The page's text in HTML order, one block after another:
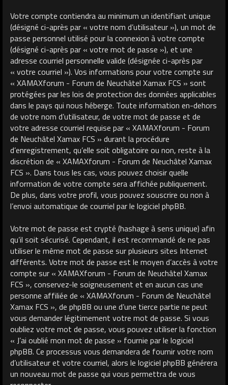
Votre compte contiendra au minimum un identifiant unique
(désigné ci-après par « votre nom d’utilisateur »), un mot de
passe personnel utilisé pour la connexion à votre compte
(désigné ci-après par « votre mot de passe »), et une
adresse courriel personnelle valide (désignée ci-après par
« votre courriel »). Vos informations pour votre compte sur
« XAMAXforum - Forum de Neuchâtel Xamax FCS » sont
protégées par les lois de protection des données applicables
dans le pays qui nous héberge. Toute information en-dehors
de votre nom d’utilisateur, de votre mot de passe et de
votre adresse courriel requise par « XAMAXforum - Forum
de Neuchâtel Xamax FCS » durant la procédure
d’enregistrement, qu’elle soit obligatoire ou non, reste à la
discrétion de « XAMAXforum - Forum de Neuchâtel Xamax
FCS ». Dans tous les cas, vous pouvez choisir quelle
information de votre compte sera affichée publiquement.
De plus, dans votre profil, vous pouvez souscrire ou non à
l’envoi automatique de courriel par le logiciel phpBB.
Votre mot de passe est crypté (hashage à sens unique) afin
qu’il soit sécurisé. Cependant, il est recommandé de ne pas
utiliser le même mot de passe sur plusieurs sites Internet
différents. Votre mot de passe est le moyen d’accès à votre
compte sur « XAMAXforum - Forum de Neuchâtel Xamax
FCS », conservez-le soigneusement et en aucun cas une
personne affiliée de « XAMAXforum - Forum de Neuchâtel
Xamax FCS », de phpBB ou une d’une tierce partie ne peut
vous demander légitimement votre mot de passe. Si vous
oubliez votre mot de passe, vous pouvez utiliser la fonction
« J’ai oublié mon mot de passe » fournie par le logiciel
phpBB. Ce processus vous demandera de fournir votre nom
d’utilisateur et votre courriel, alors le logiciel phpBB générera
un nouveau mot de passe qui vous permettra de vous